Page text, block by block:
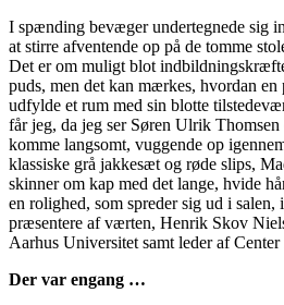
I spænding bevæger undertegnede sig
at stirre afventende op på de tomme
Det er om muligt blot
puds, men det kan mærkes, hvordan en
udfylde et rum med sin blotte
får jeg, da jeg ser Søren Ulrik
komme langsomt, vuggende op
klassiske grå jakkesæt og røde slips,
skinner om kap med det lange, hvide
en rolighed, som spreder sig ud i salen,
præsentere af værten, Henrik Skov
Aarhus Universitet samt leder af
Der var engang …